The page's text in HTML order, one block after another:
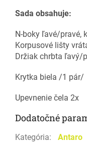
Sada obsahuje:
N-boky ľavé/pravé,
Korpusové lišty
Držiak chrbta
Krytka biela /1 pár/
Upevnenie čela 2x
Dodatočné
Kategória:
Antaro